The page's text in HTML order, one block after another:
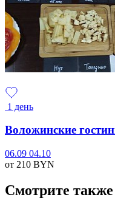
1 день
Воложинские
06.09 04.10
от 210 BYN
Смотрите также